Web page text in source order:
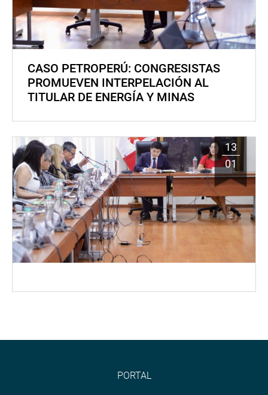
CASO PETROPERÚ: CONGRESISTAS
PROMUEVEN INTERPELACIÓN AL
TITULAR DE ENERGÍA Y MINAS
13
01
PORTAL